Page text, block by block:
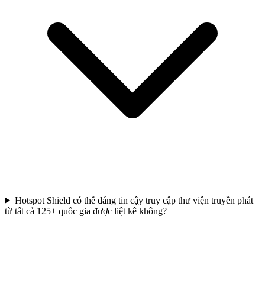
Hotspot Shield có thể đáng tin cậy truy cập thư viện truyền phát
từ tất cả 125+ quốc gia được liệt kê không?